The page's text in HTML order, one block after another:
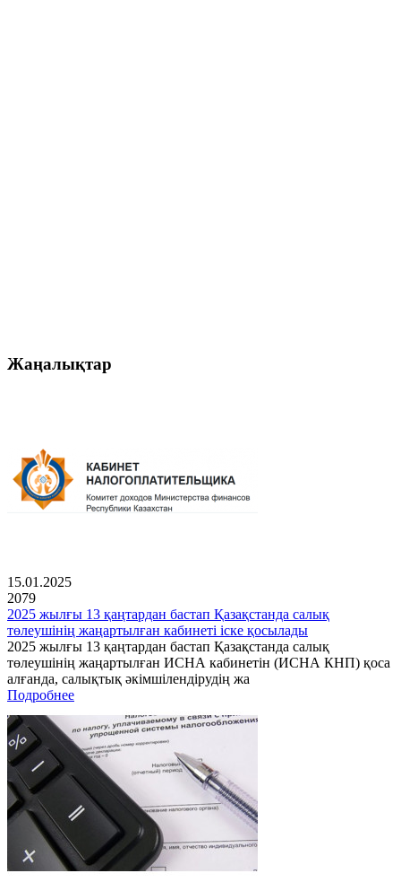
Жаңалықтар
15.01.2025
2079
2025 жылғы 13 қаңтардан бастап Қазақстанда салық
төлеушінің жаңартылған кабинеті іске қосылады
2025 жылғы 13 қаңтардан бастап Қазақстанда салық
төлеушінің жаңартылған ИСНА кабинетін (ИСНА КНП) қоса
алғанда, салықтық әкімшілендірудің жа
Подробнее